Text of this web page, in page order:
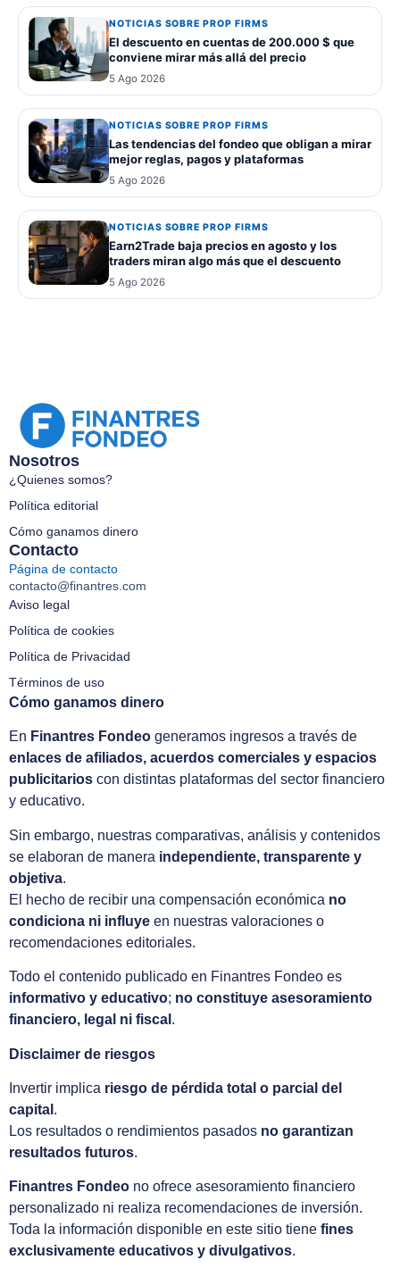
NOTICIAS SOBRE PROP FIRMS
El descuento en cuentas de 200.000 $ que
conviene mirar más allá del precio
5 Ago 2026
NOTICIAS SOBRE PROP FIRMS
Las tendencias del fondeo que obligan a mirar
mejor reglas, pagos y plataformas
5 Ago 2026
NOTICIAS SOBRE PROP FIRMS
Earn2Trade baja precios en agosto y los
traders miran algo más que el descuento
5 Ago 2026
Nosotros
¿Quienes somos?
Política editorial
Cómo ganamos dinero
Contacto
Página de contacto
contacto@finantres.com
Aviso legal
Política de cookies
Política de Privacidad
Términos de uso
Cómo ganamos dinero
En Finantres Fondeo generamos ingresos a través de
enlaces de afiliados, acuerdos comerciales y espacios
publicitarios con distintas plataformas del sector financiero
y educativo.
Sin embargo, nuestras comparativas, análisis y contenidos
se elaboran de manera independiente, transparente y
objetiva.
El hecho de recibir una compensación económica no
condiciona ni influye en nuestras valoraciones o
recomendaciones editoriales.
Todo el contenido publicado en Finantres Fondeo es
informativo y educativo; no constituye asesoramiento
financiero, legal ni fiscal .
Disclaimer de riesgos
Invertir implica riesgo de pérdida total o parcial del
capital .
Los resultados o rendimientos pasados no garantizan
resultados futuros.
Finantres Fondeo no ofrece asesoramiento financiero
personalizado ni realiza recomendaciones de inversión.
Toda la información disponible en este sitio tiene fines
exclusivamente educativos y divulgativos.